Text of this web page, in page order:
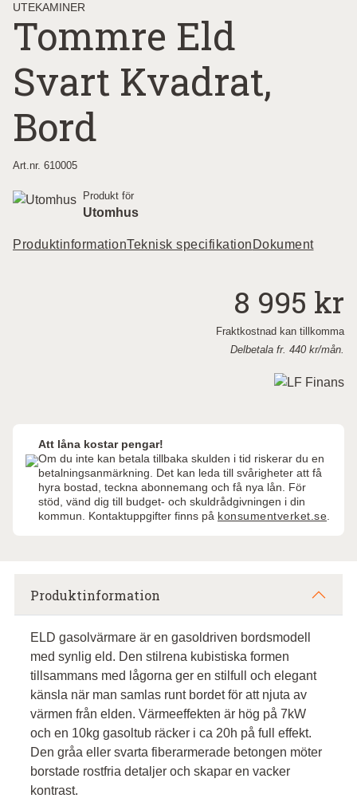
UTEKAMINER
Tommre Eld
Svart Kvadrat,
Bord
Art.nr. 610005
Produkt för
Utomhus
ProduktinformationTeknisk specifikation Dokument
8 995 kr
Fraktkostnad kan tillkomma
Delbetala fr. 440 kr/mån.
Att låna kostar pengar!
Om du inte kan betala tillbaka skulden i tid riskerar du en
betalningsanmärkning. Det kan leda till svårigheter att få
hyra bostad, teckna abonnemang och få nya lån. För
stöd, vänd dig till budget- och skuldrådgivningen i din
kommun. Kontaktuppgifter finns på konsumentverket.se
Produktinformation
ELD gasolvärmare är en gasoldriven bordsmodell
med synlig eld. Den stilrena kubistiska formen
tillsammans med lågorna ger en stilfull och elegant
känsla när man samlas runt bordet för att njuta av
värmen från elden. Värmeeffekten är hög på 7kW
och en 10kg gasoltub räcker i ca 20h på full effekt.
Den gråa eller svarta fiberarmerade betongen möter
borstade rostfria detaljer och skapar en vacker
kontrast.